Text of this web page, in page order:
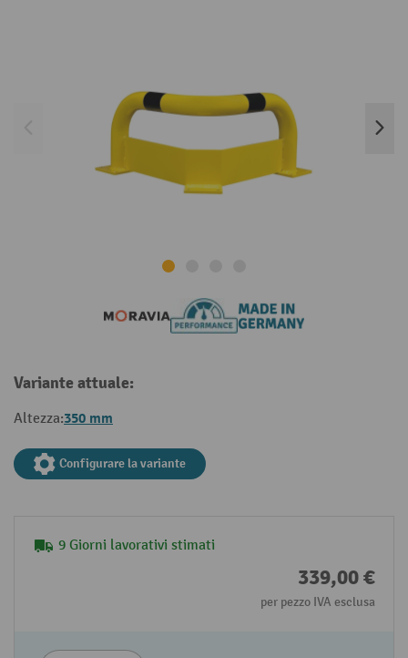
Variante attuale:
Altezza:350 mm
Configurare la variante
9 Giorni lavorativi stimati
339,00 €
per pezzo IVA esclusa